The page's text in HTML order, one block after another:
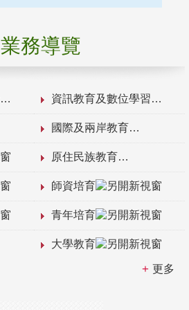
業務導覽
資訊教育及數位學習
國際及兩岸教育
原住民族教育
師資培育
青年培育
大學教育
更多